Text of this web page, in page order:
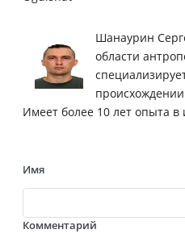
Шанаурин
области
Имеет более 10 лет опыта
Имя
Комментарий